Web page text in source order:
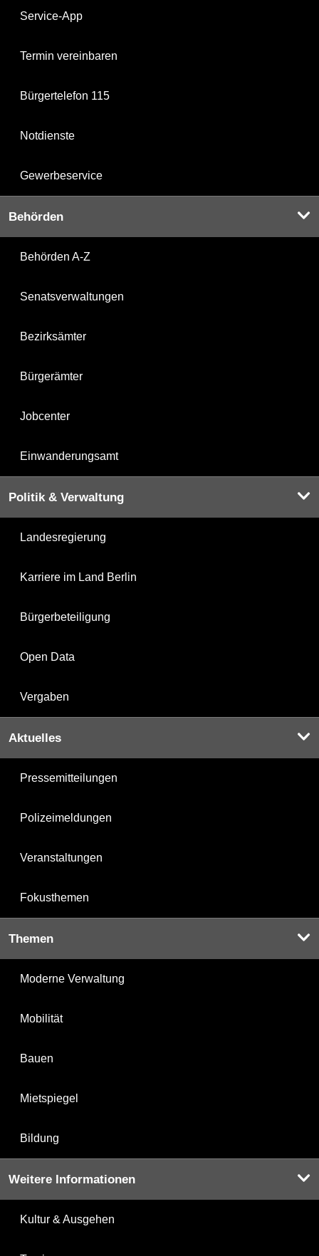
Service-App
Termin vereinbaren
Bürgertelefon 115
Notdienste
Gewerbeservice
Behörden
Behörden A-Z
Senatsverwaltungen
Bezirksämter
Bürgerämter
Jobcenter
Einwanderungsamt
Politik & Verwaltung
Landesregierung
Karriere im Land Berlin
Bürgerbeteiligung
Open Data
Vergaben
Aktuelles
Pressemitteilungen
Polizeimeldungen
Veranstaltungen
Fokusthemen
Themen
Moderne Verwaltung
Mobilität
Bauen
Mietspiegel
Bildung
Weitere Informationen
Kultur & Ausgehen